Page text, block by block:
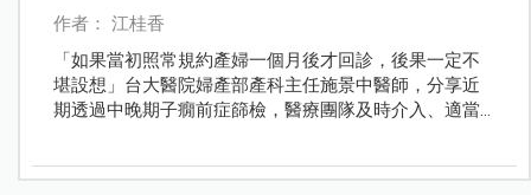
作者： 江桂香
「如果當初照常規約產婦一個月後才回診，後果一定不
堪設想」台大醫院婦產部產科主任施景中醫師，分享近
期透過中晚期子癇前症篩檢，醫療團隊及時介入、適當